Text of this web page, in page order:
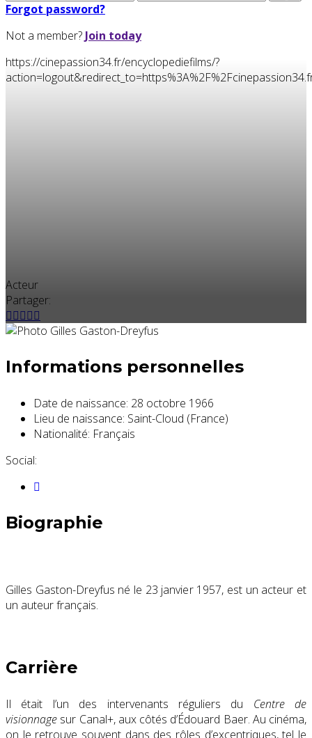
Forgot password?
Not a member? Join today
https://cinepassion34.fr/encyclopediefilms/?
Acteur
Partager:
Informations personnelles
Date de naissance: 28 octobre 1966
Lieu de naissance: Saint-Cloud (France)
Nationalité: Français
Social:
Biographie
Gilles Gaston-Dreyfus né le 23 janvier 1957, est un acteur et
un auteur français.
Carrière
Il était l’un des intervenants réguliers du Centre de
visionnage sur Canal+, aux côtés d’Édouard Baer. Au cinéma,
on le retrouve souvent dans des rôles d’excentriques, tel le